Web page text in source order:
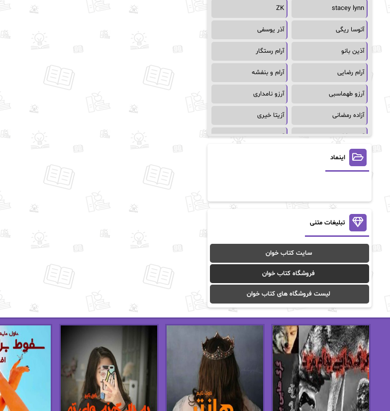
stacey lynn
ZK
آتوسا ریگی آذر یوسفی
آذین بانو آرام رستگار
آرام رضایی آرام و بنفشه
آرزو طهماسبی آرزو نامداری
آزاده رمضانی آزیتا خیری
آسمان64 آسمان۶۵
آسیه احمدی
آن ماری سلینکو آنا تاد
آنالیا
آوا موسوی آیدا (Aixi)
آیدا باقری آیسان صادقی
ا_اصغر زاده ا_اصغرزاده
اریک مورگنشترن از نیلوفر لاری
استفانی مهیر استل مسکم
اسما کافی اصغر زاده
افسانه سماوات اکرم محمدی
ال جی اسمیت الف صاد
اینماد
تبلیغات متنی
سایت کتاب خوان
فروشگاه کتاب خوان
لیست فروشگاه های کتاب خوان